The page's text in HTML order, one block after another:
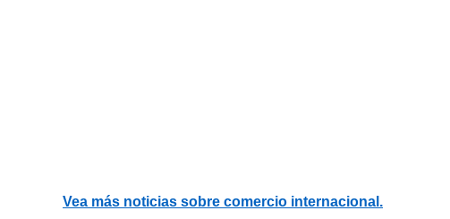
Vea más noticias sobre comercio internacional.